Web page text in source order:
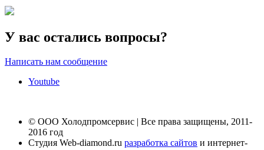
У вас остались вопросы?
Написать нам сообщение
Youtube
© ООО Холодпромсервис | Все права защищены, 2011-
2016 год
Студия Web-diamond.ru разработка сайтов и интернет-